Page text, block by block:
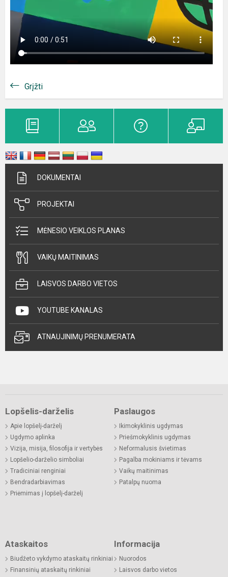
Grįžti
DOKUMENTAI
PROJEKTAI
MĖNESIO VEIKLOS PLANAS
VAIKŲ MAITINIMAS
LAISVOS DARBO VIETOS
YOUTUBE KANALAS
ATNAUJINIMŲ PRENUMERATA
Lopšelis-darželis
Apie lopšelį-darželį
Ugdymo aplinka
Vizija, misija, filosofija ir vertybės
Lopšelio-darželio simboliai
Tradiciniai renginiai
Bendradarbiavimas
Priėmimas į lopšelį-darželį
Paslaugos
Ikimokyklinis ugdymas
Priešmokyklinis ugdymas
Neformalusis švietimas
Pagalba mokiniams ir tėvams
Vaikų maitinimas
Patalpų nuoma
Ataskaitos
Biudžeto vykdymo ataskaitų rinkiniai
Finansinių ataskaitų rinkiniai
Informacija
Nuorodos
Laisvos darbo vietos